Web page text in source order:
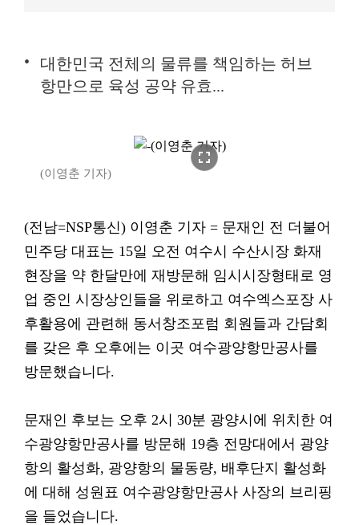
대한민국 전체의 물류를 책임하는 허브
항만으로 육성 공약 유효...
fullscreen
(이영춘 기자)
(전남=NSP통신) 이영춘 기자 = 문재인 전 더불어
민주당 대표는 15일 오전 여수시 수산시장 화재
현장을 약 한달만에 재방문해 임시시장형태로 영
업 중인 시장상인들을 위로하고 여수엑스포장 사
후활용에 관련해 동서창조포럼 회원들과 간담회
를 갖은 후 오후에는 이곳 여수광양항만공사를
방문했습니다.
문재인 후보는 오후 2시 30분 광양시에 위치한 여
수광양항만공사를 방문해 19층 전망대에서 광양
항의 활성화, 광양항의 물동량, 배후단지 활성화
에 대해 성원표 여수광양항만공사 사장의 브리핑
을 들었습니다.